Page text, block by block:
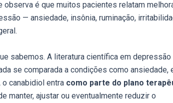
observa é que muitos pacientes relatam
— ansiedade, insônia, ruminação,
sabemos. A literatura científica em depressão
se comparada a condições como ansiedade,
canabidiol entra como parte do plano
manter, ajustar ou eventualmente reduzir o